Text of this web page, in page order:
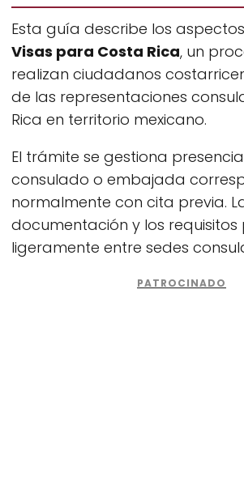
Esta guía describe los
Visas para Costa Rica, un
realizan ciudadanos
de las representaciones
Rica en territorio mexicano.
El trámite se gestiona
consulado o embajada
normalmente con cita previa.
documentación y los
ligeramente entre sedes